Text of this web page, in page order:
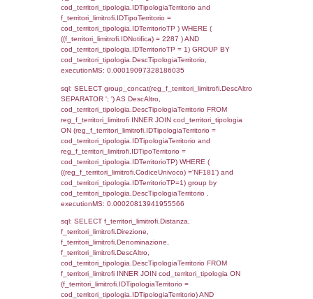
d1_controlli.Email, d1_controlli.Pec FROM
INNER JOIN d1_controlli ON
d1_controlli.UntAmmTerr where
executionMS: 0.00025320053100586
d1_controlli.UntAmmTerr,
d1_controlli.Regione, d1_controlli.Provincia,
d1_controlli.Comune, d1_controlli.Via,
d1_controlli.Email, d1_controlli.Pec FROM
INNER JOIN d1_controlli ON
d1_controlli.UntAmmTerr where
executionMS: 0.00028204917907715
sql: SELECT * FROM d2_autorizzazioni
IDNotifica=2287, executionMS:
sql: SELECT * FROM
CodiceUnivoco='NF181' , executionMS: